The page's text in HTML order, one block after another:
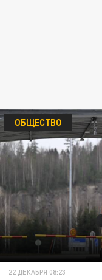
ОБЩЕСТВО
22 ДЕКАБРЯ 08:23